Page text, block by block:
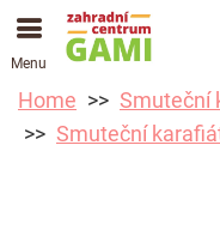
Menu
Home
Smuteční
Smuteční